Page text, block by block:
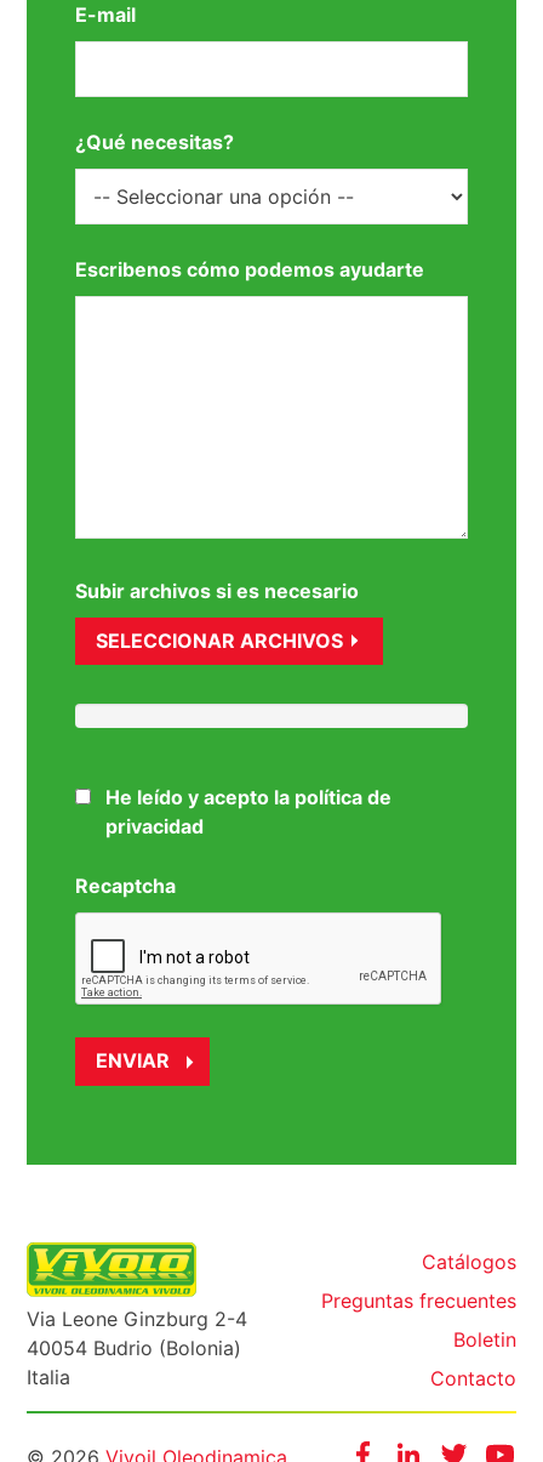
E-mail
¿Qué necesitas?
Escribenos cómo podemos ayudarte
Subir archivos si es necesario
SELECCIONAR ARCHIVOS
He leído y acepto la política de
privacidad
Recaptcha
Via Leone Ginzburg 2-4
40054 Budrio (Bolonia)
Italia
Catálogos
Preguntas frecuentes
Boletin
Contacto
FacebookInstagram
Twitter
© 2026Vivoil Oleodinamica